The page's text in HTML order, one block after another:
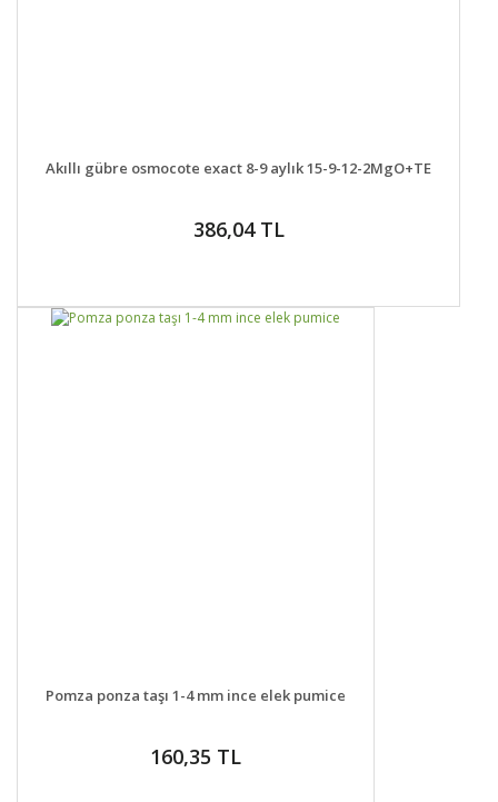
DETAYLAR SEPETE EKLE
Akıllı gübre osmocote exact 8-9 aylık 15-9-12-2MgO+TE
386,04 TL
DETAYLAR SEPETE EKLE
Pomza ponza taşı 1-4 mm ince elek pumice
160,35 TL